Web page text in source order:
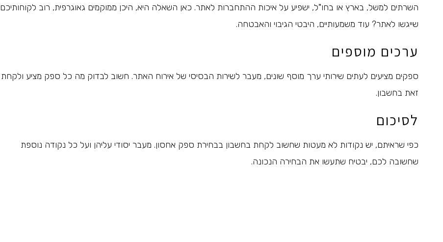
השרתים למשל, בארץ או בחו"ל, ישפיע על איכות ההתחברות לאתר. כאן השאלה היא, היכן ממוקמים גאוגרפית, רוב לקוחותיכם
שייגשו לאתר? עוד משמעותיים, היבטי הגיבוי והאבטחה.
ערכים מוספים
ספקים מציעים לעתים שירותי ערך מוסף שונים, מעבר לשירות הבסיסי של אירוח האתר. חשוב לבדוק מה כל ספק מציע ולקחת
זאת בחשבון.
לסיכום
כפי שראיתם, יש נקודות לא מעטות שחשוב לקחת בחשבון בבחירת ספק אחסון. מעבר יסודי עליהן ועל כל נקודה נוספת
שחשובה לכם, יבטיח שתעשו את הבחירה הנכונה.